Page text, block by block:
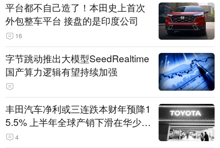
平台都不自己造了！本田史上首次
外包整车平台 接盘的是印度公司
16
字节跳动推出大模型SeedRealtime
国产算力逻辑有望持续加强
丰田汽车净利或三连跌本财年预降1
5.5% 上半年全球产销下滑在华少卖
14.3万辆
4